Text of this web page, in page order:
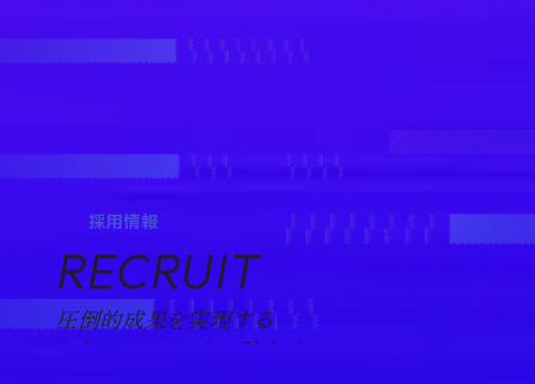
採用情報
RECRUIT
圧倒的成果を実現する
“プロフェッショナル”として。